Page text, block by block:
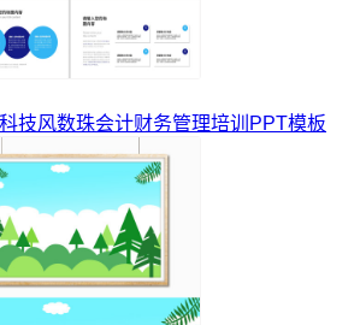
技风数珠会计财务管理培训PPT模板